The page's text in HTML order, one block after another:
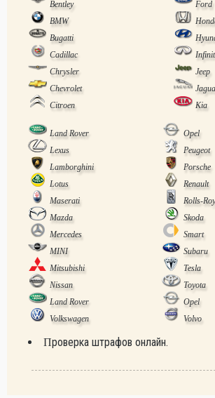
Bentley
Ford
BMW
Bugatti
Cadillac
Chrysler
Jeep
Chevrolet
Citroen
Kia
Land Rover
Opel
Lexus
Peugeot
Lamborghini
Porsche
Lotus
Renault
Maserati
Rolls-
Mazda
Skoda
Mercedes
Smart
MINI
Subaru
Mitsubishi
Tesla
Nissan
Toyota
Land Rover
Opel
Volkswagen
Volvo
Проверка штрафов онлайн.